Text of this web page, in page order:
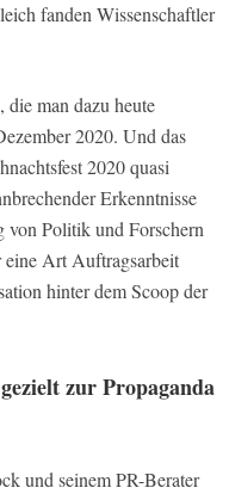
fanden Wissenschaftler
man dazu heute
2020. Und das
2020 quasi
Erkenntnisse
von Politik und Forschern
eine Art Auftragsarbeit
hinter dem Scoop der
zur Propaganda
und seinem PR-Berater